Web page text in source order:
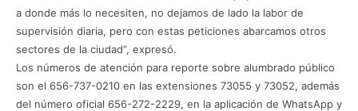
a donde más lo necesiten, no dejamos de lado la labor de
supervisión diaria, pero con estas peticiones abarcamos otros
sectores de la ciudad”, expresó.
Los números de atención para reporte sobre alumbrado público
son el 656-737-0210 en las extensiones 73055 y 73052, además
del número oficial 656-272-2229, en la aplicación de WhatsApp y